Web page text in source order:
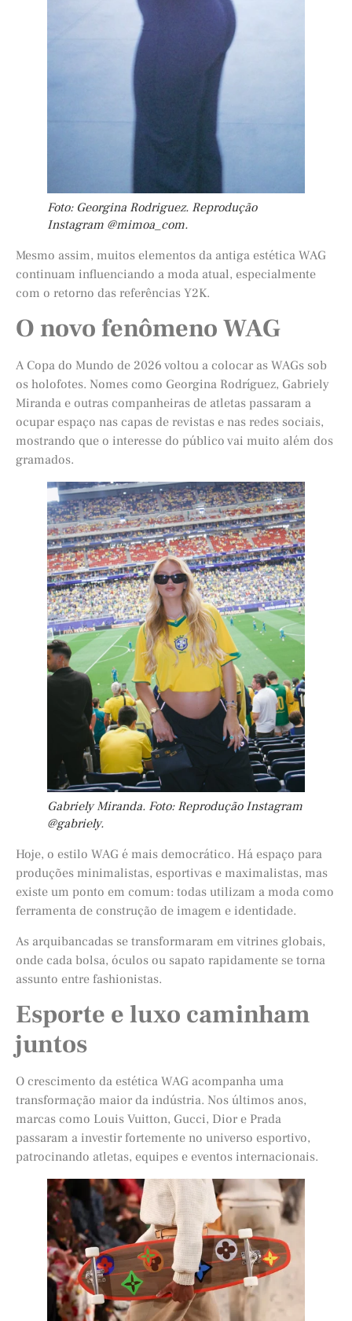
Foto: Georgina Rodriguez. Reprodução
Instagram @mimoa_com.
Mesmo assim, muitos elementos da antiga estética WAG
continuam influenciando a moda atual, especialmente
com o retorno das referências Y2K.
O novo fenômeno WAG
A Copa do Mundo de 2026 voltou a colocar as WAGs sob
os holofotes. Nomes como Georgina Rodríguez, Gabriely
Miranda e outras companheiras de atletas passaram a
ocupar espaço nas capas de revistas e nas redes sociais,
mostrando que o interesse do público vai muito além dos
gramados.
Gabriely Miranda. Foto: Reprodução Instagram
@gabriely.
Hoje, o estilo WAG é mais democrático. Há espaço para
produções minimalistas, esportivas e maximalistas, mas
existe um ponto em comum: todas utilizam a moda como
ferramenta de construção de imagem e identidade.
As arquibancadas se transformaram em vitrines globais,
onde cada bolsa, óculos ou sapato rapidamente se torna
assunto entre fashionistas.
Esporte e luxo caminham
juntos
O crescimento da estética WAG acompanha uma
transformação maior da indústria. Nos últimos anos,
marcas como Louis Vuitton, Gucci, Dior e Prada
passaram a investir fortemente no universo esportivo,
patrocinando atletas, equipes e eventos internacionais.